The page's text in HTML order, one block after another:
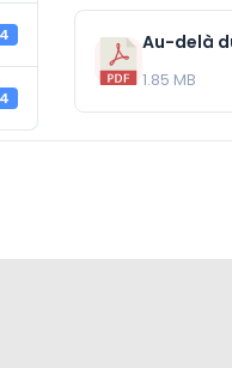
Au-delà
1.85 MB